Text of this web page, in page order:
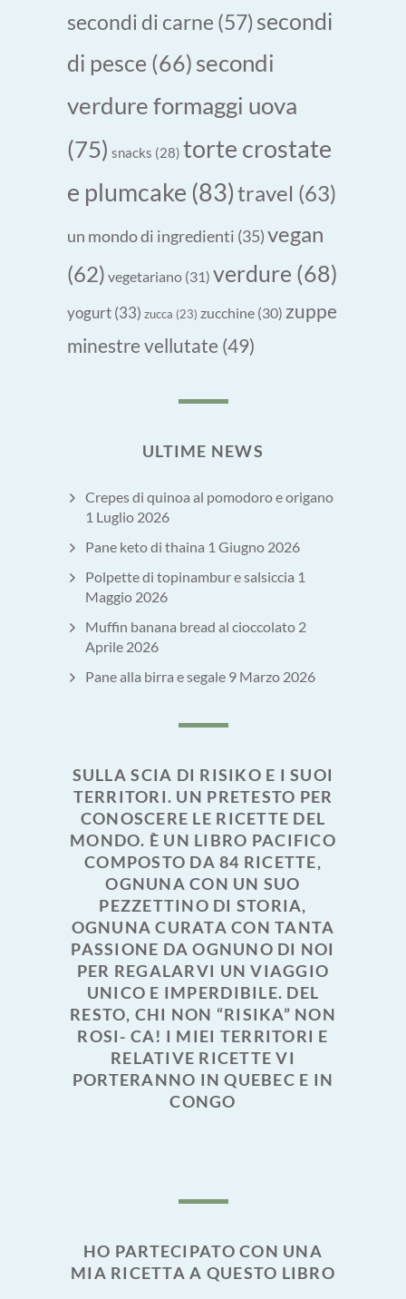
secondi di carne (57)secondi
di pesce (66) secondi
verdure formaggi uova
(75) snacks (28) torte crostate
e plumcake (83)travel (63)
un mondo di ingredienti (35)vegan
(62) vegetariano (31) verdure (68)
yogurt(33) zucca (23) zucchine (30) zuppe
minestre vellutate (49)
ULTIME NEWS
Crepes di quinoa al pomodoro e origano
1 Luglio 2026
Pane keto di thaina 1 Giugno 2026
Polpette di topinambur e salsiccia 1
Maggio 2026
Muffin banana bread al cioccolato 2
Aprile 2026
Pane alla birra e segale 9 Marzo 2026
SULLA SCIA DI RISIKO E I SUOI
TERRITORI. UN PRETESTO PER
CONOSCERE LE RICETTE DEL
MONDO. È UN LIBRO PACIFICO
COMPOSTO DA 84 RICETTE,
OGNUNA CON UN SUO
PEZZETTINO DI STORIA,
OGNUNA CURATA CON TANTA
PASSIONE DA OGNUNO DI NOI
PER REGALARVI UN VIAGGIO
UNICO E IMPERDIBILE. DEL
RESTO, CHI NON “RISIKA” NON
ROSI- CA! I MIEI TERRITORI E
RELATIVE RICETTE VI
PORTERANNO IN QUEBEC E IN
CONGO
HO PARTECIPATO CON UNA
MIA RICETTA A QUESTO LIBRO